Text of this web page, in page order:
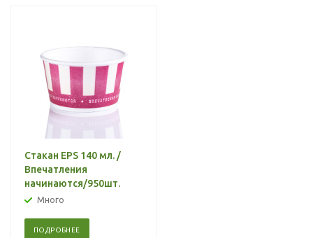
Стакан EPS 140 мл. /
Впечатления
начинаются/950шт.
Много
ПОДРОБНЕЕ